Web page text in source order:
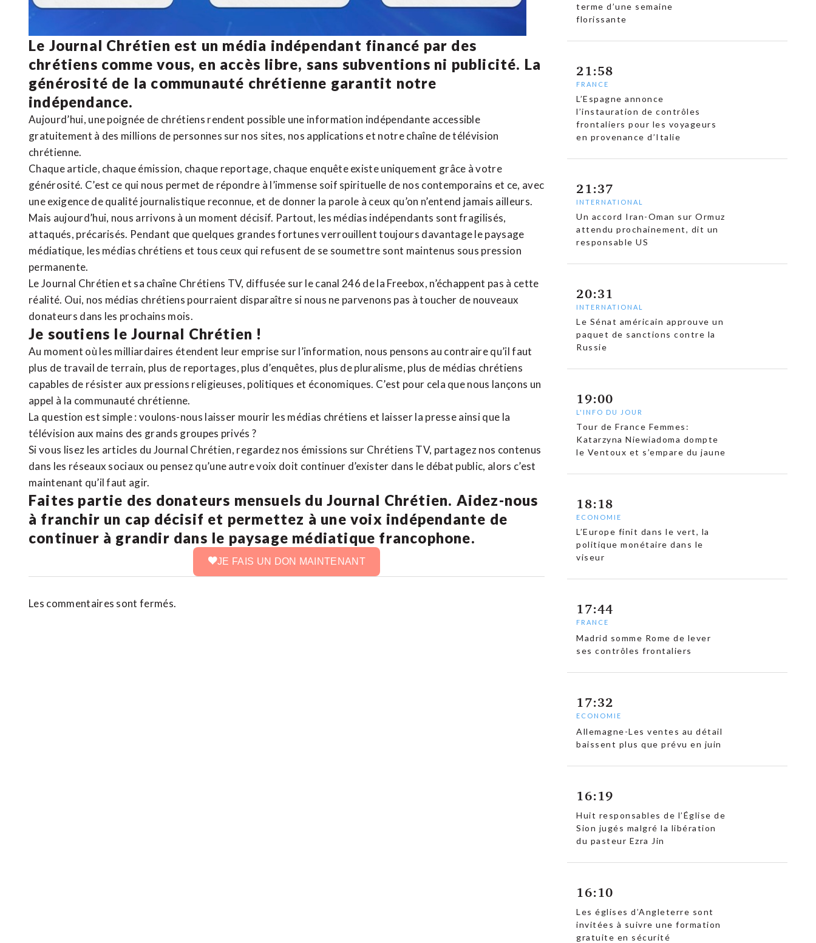
Le Journal Chrétien est un média indépendant financé par des
chrétiens comme vous, en accès libre, sans subventions ni publicité. La
générosité de la communauté chrétienne garantit notre
indépendance.
Aujourd’hui, une poignée de chrétiens rendent possible une information indépendante accessible
gratuitement à des millions de personnes sur nos sites, nos applications et notrechaîne de télévision
chrétienne.
Chaque article, chaque émission, chaque reportage, chaque enquête existe uniquement grâce à votre
générosité. C’est ce qui nous permet de répondre à l’immense soif spirituelle de nos contemporains et ce, avec
une exigence de qualité journalistique reconnue, et de donner la parole à ceux qu’on n’entend jamais ailleurs.
Mais aujourd’hui, nous arrivons à un moment décisif. Partout, les médias indépendants sont fragilisés,
attaqués, précarisés. Pendant que quelques grandes fortunes verrouillent toujours davantage le paysage
médiatique, les médias chrétiens et tous ceux qui refusent de se soumettre sont maintenus sous pression
permanente.
Le Journal Chrétien et sa chaîne Chrétiens TV, diffusée sur le canal 246 de la Freebox, n’échappent pas à cette
réalité. Oui, nos médias chrétiens pourraient disparaître si nous ne parvenons pas à toucher de nouveaux
donateurs dans les prochains mois.
Je soutiens le Journal Chrétien !
Au moment où les milliardaires étendent leur emprise sur l’information, nous pensons au contraire qu’il faut
plus de travail de terrain, plus de reportages, plus d’enquêtes, plus de pluralisme, plus de médias chrétiens
capables de résister aux pressions religieuses, politiques et économiques. C’est pour cela que nous lançons un
appel à la communauté chrétienne.
La question est simple : voulons-nous laisser mourir les médias chrétiens et laisser la presse ainsi que la
télévision aux mains des grands groupes privés ?
Si vous lisez les articles du Journal Chrétien, regardez nos émissions sur Chrétiens TV, partagez nos contenus
dans les réseaux sociaux ou pensez qu’une autre voix doit continuer d’exister dans le débat public, alors c’est
maintenant qu’il faut agir.
Faites partie des donateurs mensuels du Journal Chrétien. Aidez-nous
à franchir un cap décisif et permettez à une voix indépendante de
continuer à grandir dans le paysage médiatique francophone.
JE FAIS UN DON MAINTENANT
Les commentaires sont fermés.
terme d’une semaine
florissante
21:58
FRANCE
L’Espagne annonce
l’instauration de contrôles
frontaliers pour les voyageurs
en provenance d’Italie
21:37
INTERNATIONAL
Un accord Iran-Oman sur Ormuz
attendu prochainement, dit un
responsable US
20:31
INTERNATIONAL
Le Sénat américain approuve un
paquet de sanctions contre la
Russie
19:00
L'INFO DU JOUR
Tour de France Femmes:
Katarzyna Niewiadoma dompte
le Ventoux et s’empare du jaune
18:18
ECONOMIE
L’Europe finit dans le vert, la
politique monétaire dans le
viseur
17:44
FRANCE
Madrid somme Rome de lever
ses contrôles frontaliers
17:32
ECONOMIE
Allemagne-Les ventes au détail
baissent plus que prévu en juin
16:19
Huit responsables de l’Église de
Sion jugés malgré la libération
du pasteur Ezra Jin
16:10
Les églises d’Angleterre sont
invitées à suivre une formation
gratuite en sécurité